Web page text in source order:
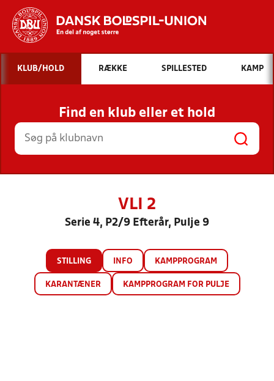
Hvad vil du søge efter?
INDHOLD OG NYHEDER
STILLINGER, RESULTATER, KLUBBER OG
HOLD
KLUB/HOLD RÆKKE SPILLESTED KAMP
Find en klub eller et hold
VLI 2
Serie 4, P2/9 Efterår, Pulje 9
STILLING INFO KAMPPROGRAM
KARANTÆNER KAMPPROGRAM FOR PULJE